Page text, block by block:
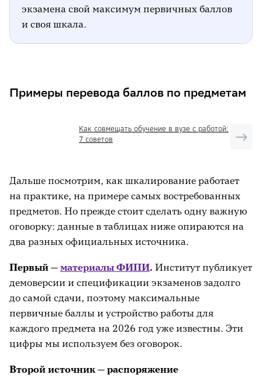
экзамена свой максимум первичных баллов
и своя шкала.
Примеры перевода баллов по предметам
Как совмещать обучение в вузе с работой:
7 советов
Дальше посмотрим, как шкалирование работает
на практике, на примере самых востребованных
предметов. Но прежде стоит сделать одну важную
оговорку: данные в таблицах ниже опираются на
два разных официальных источника.
Первый — материалы ФИПИ. Институт публикует
демоверсии и спецификации экзаменов задолго
до самой сдачи, поэтому максимальные
первичные баллы и устройство работы для
каждого предмета на 2026 год уже известны. Эти
цифры мы используем без оговорок.
Второй источник — распоряжение